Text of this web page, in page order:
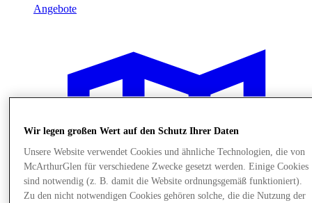
Angebote
Wir legen großen Wert auf den Schutz Ihrer Daten
Unsere Website verwendet Cookies und ähnliche Technologien, die von
McArthurGlen für verschiedene Zwecke gesetzt werden. Einige Cookies
sind notwendig (z. B. damit die Website ordnungsgemäß funktioniert).
Zu den nicht notwendigen Cookies gehören solche, die die Nutzung der